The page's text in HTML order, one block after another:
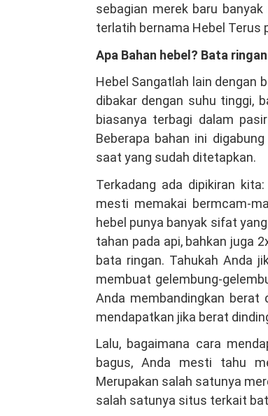
sebagian merek baru
terlatih bernama Hebel Terus
Apa Bahan hebel? Bata
Hebel Sangatlah lain dengan
dibakar dengan suhu tinggi,
biasanya terbagi dalam
Beberapa bahan ini
saat yang sudah ditetapkan.
Terkadang ada dipikiran
mesti memakai bermcam-
hebel punya banyak sifat
tahan pada api, bahkan juga
bata ringan. Tahukah Anda
membuat gelembung-
Anda membandingkan
mendapatkan jika berat
Lalu, bagaimana cara
bagus, Anda mesti tahu
Merupakan salah satunya
salah satunya situs terkait